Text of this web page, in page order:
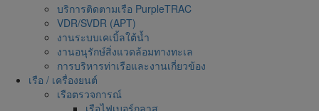
บริการติดตามเรือ PurpleTRAC
VDR/SVDR (APT)
งานระบบเคเบิ้ลใต้น้ำ
งานอนุรักษ์สิ่งแวดล้อมทางทะเล
การบริหารท่าเรือและงานเกี่ยวข้อง
เรือ / เครื่องยนต์
เรือตรวจการณ์